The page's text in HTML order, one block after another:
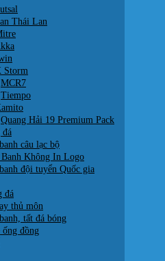
giỏ hàng.
hàng.
Thái Lan
Storm
MCR7
Tiempo
Quang Hải 19 Premium Pack
đá
câu lạc bộ
Không In Logo
đội tuyển Quốc gia
đá
thủ môn
tất đá bóng
ống đồng